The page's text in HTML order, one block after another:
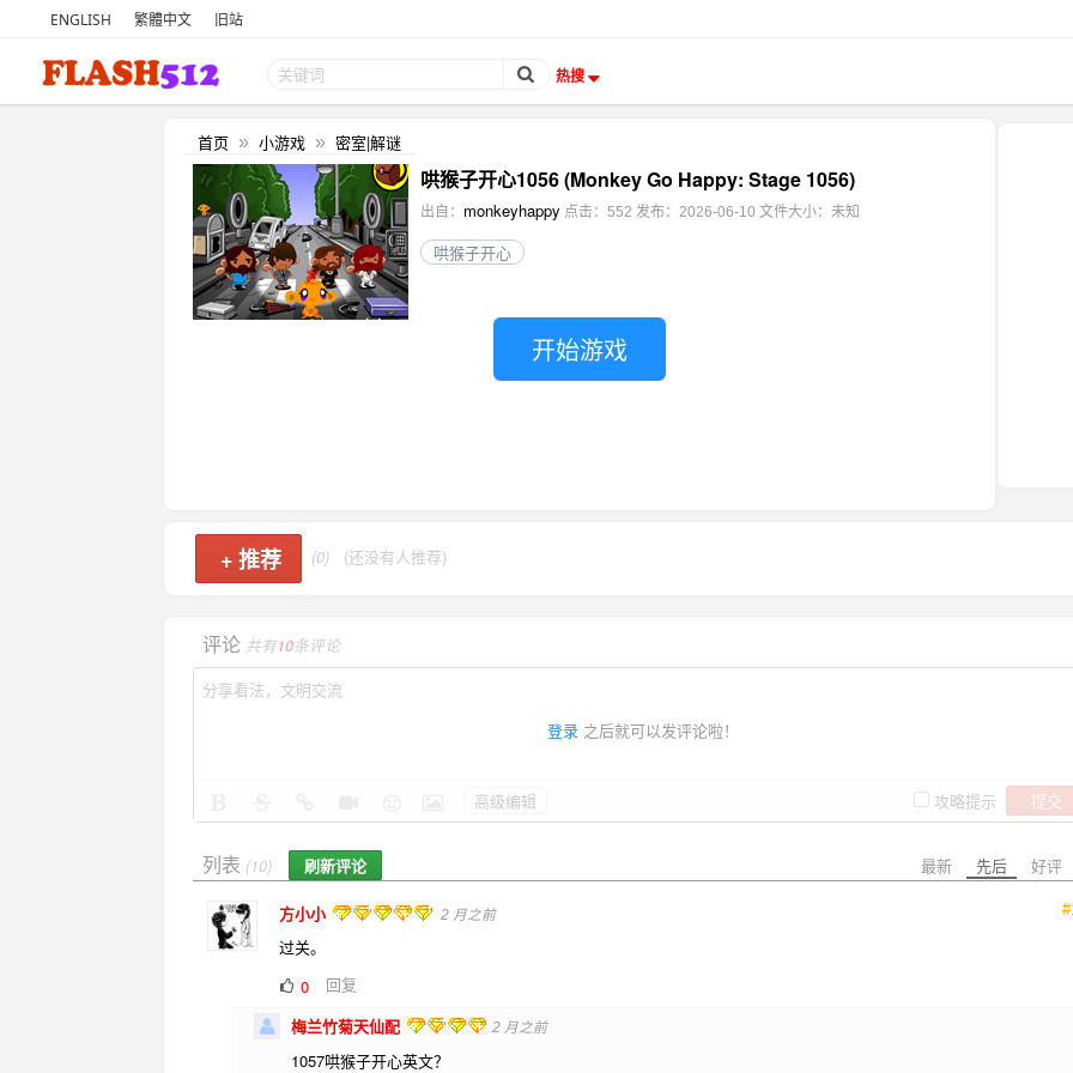
ENGLISH 繁體中文 旧站
热搜
首页 » 小游戏 » 密室|解谜
哄猴子开心1056 (Monkey Go Happy: Stage 1056)
出自： monkeyhappy 点击：552 发布：2026-06-10 文件大小：未知
哄猴子开心
开始游戏
+ 推荐 (0) (还没有人推荐)
评论 共有10条评论
登录 之后就可以发评论啦！
攻略提示 提交
高级编辑
最新 先后 好评
列表 (10) 刷新评论
方小小 2 月之前
过关。
0
回复
梅兰竹菊天仙配 2 月之前
1057哄猴子开心英文？